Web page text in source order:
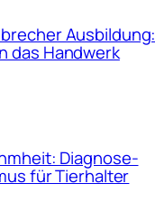
Ausbildung:
das Handwerk
Diagnose-
für Tierhalter